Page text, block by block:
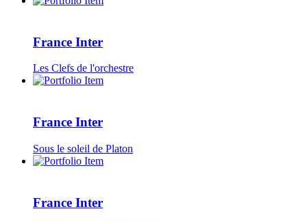
France Inter
Les Clefs de l'orchestre
France Inter
Sous le soleil de Platon
France Inter